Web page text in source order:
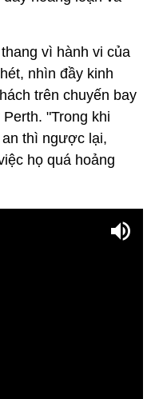
vì hành vi của
nhìn đầy kinh
trên chuyến bay
"Trong khi
thì ngược lại,
họ quá hoảng